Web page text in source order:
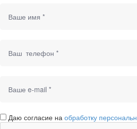
Даю согласие на обработку